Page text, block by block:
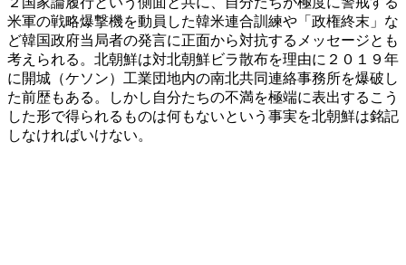
米軍の戦略爆撃機を動員した韓米連合訓練や「政権終末」な
ど韓国政府当局者の発言に正面から対抗するメッセージとも
考えられる。北朝鮮は対北朝鮮ビラ散布を理由に２０１９年
に開城（ケソン）工業団地内の南北共同連絡事務所を爆破し
た前歴もある。しかし自分たちの不満を極端に表出するこう
した形で得られるものは何もないという事実を北朝鮮は銘記
しなければいけない。